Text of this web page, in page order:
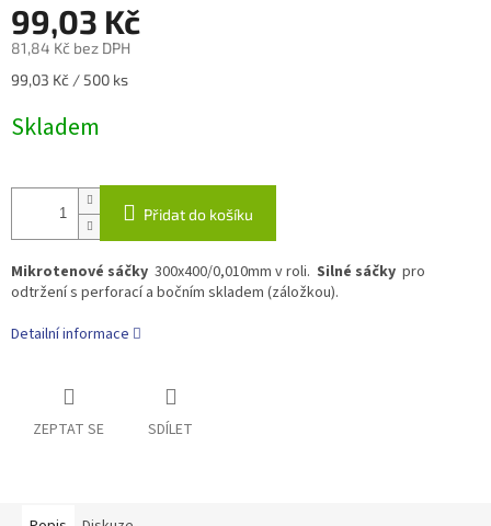
99,03 Kč
81,84 Kč bez DPH
Měrná
99,03 Kč / 500 ks
Skladem
Přidat do košíku
Mikrotenové sáčky 300x400/0,010mm v roli. Silné sáčky pro
odtržení s perforací a bočním skladem (záložkou).
Detailní informace
ZEPTAT SE SDÍLET